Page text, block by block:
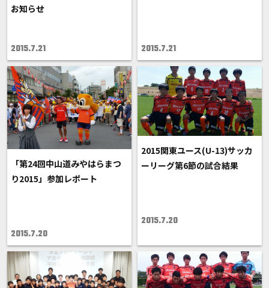
お知らせ
2015.7.21 2015.7.21
「第24回中山道みやはらまつ
り2015」参加レポート
2015.7.20
2015関東ユース(U-13)サッカ
ーリーグ第6節の試合結果
2015.7.20